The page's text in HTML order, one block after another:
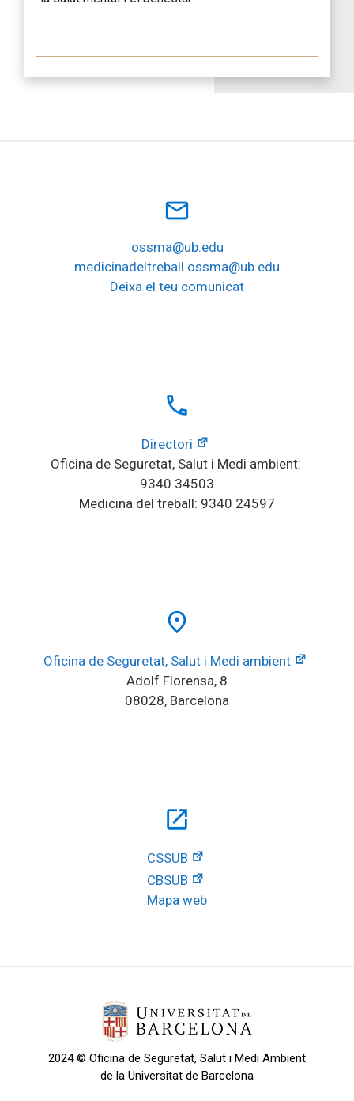
mail_outline
ossma@ub.edu
medicinadeltreball.ossma@ub.edu
Deixa el teu comunicat
local_phone
Directori
Oficina de Seguretat, Salut i Medi ambient:
9340 34503
Medicina del treball: 9340 24597
place
Oficina de Seguretat, Salut i Medi ambient
Adolf Florensa, 8
08028, Barcelona
open_in_new
CSSUB
CBSUB
Mapa web
2024 © Oficina de Seguretat, Salut i Medi Ambient
de la Universitat de Barcelona